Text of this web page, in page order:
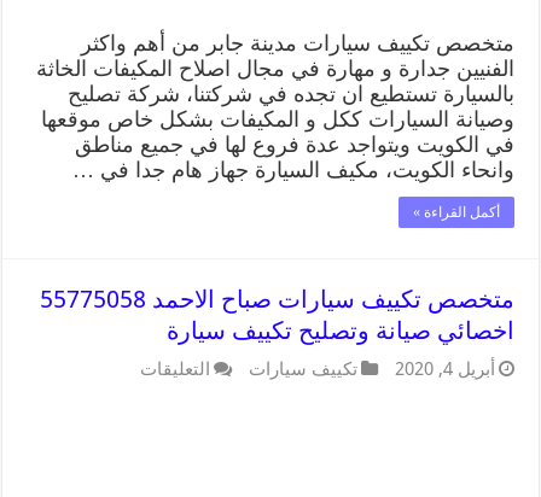
متخصص تكييف سيارات مدينة جابر من أهم واكثر
الفنيين جدارة و مهارة في مجال اصلاح المكيفات الخاثة
بالسيارة تستطيع ان تجده في شركتنا، شركة تصليح
وصيانة السيارات ككل و المكيفات بشكل خاص موقعها
في الكويت ويتواجد عدة فروع لها في جميع مناطق
وانحاء الكويت، مكيف السيارة جهاز هام جدا في …
أكمل القراءة »
متخصص تكييف سيارات صباح الاحمد 55775058
اخصائي صيانة وتصليح تكييف سيارة
أبريل 4, 2020 تكييف سيارات التعليقات